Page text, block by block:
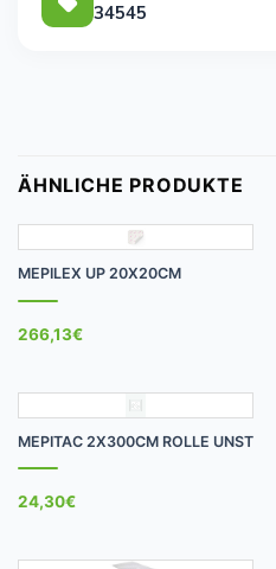
34545
ÄHNLICHE PRODUKTE
MEPILEX UP 20X20CM
266,13€
MEPITAC 2X300CM ROLLE UNST
24,30€